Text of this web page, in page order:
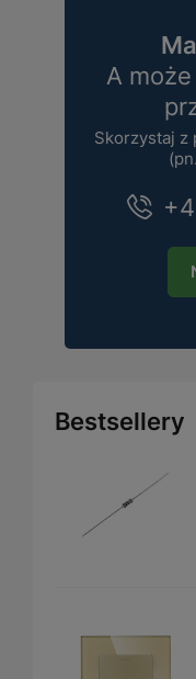
A
Skorzystaj z
Bestsellery